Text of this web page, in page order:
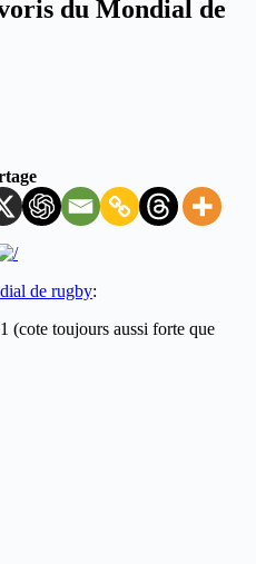
du Mondial de
de rugby:
(cote toujours aussi forte que